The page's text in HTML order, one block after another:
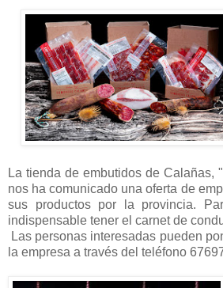
La tienda de embutidos de Calañas,
nos ha comunicado una oferta de
sus productos por la provincia.
indispensable tener el carnet de
Las personas interesadas pueden
la empresa a través del teléfono